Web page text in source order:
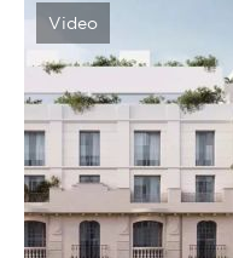
Video